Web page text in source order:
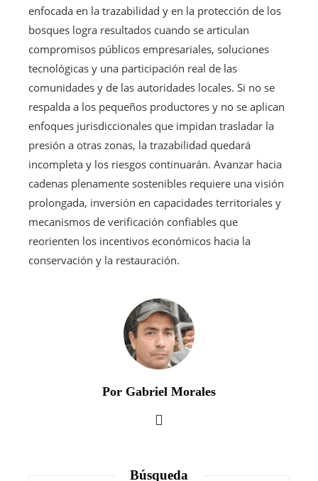
enfocada en la trazabilidad y en la protección de los
bosques logra resultados cuando se articulan
compromisos públicos empresariales, soluciones
tecnológicas y una participación real de las
comunidades y de las autoridades locales. Si no se
respalda a los pequeños productores y no se aplican
enfoques jurisdiccionales que impidan trasladar la
presión a otras zonas, la trazabilidad quedará
incompleta y los riesgos continuarán. Avanzar hacia
cadenas plenamente sostenibles requiere una visión
prolongada, inversión en capacidades territoriales y
mecanismos de verificación confiables que
reorienten los incentivos económicos hacia la
conservación y la restauración.
Por Gabriel Morales
Búsqueda